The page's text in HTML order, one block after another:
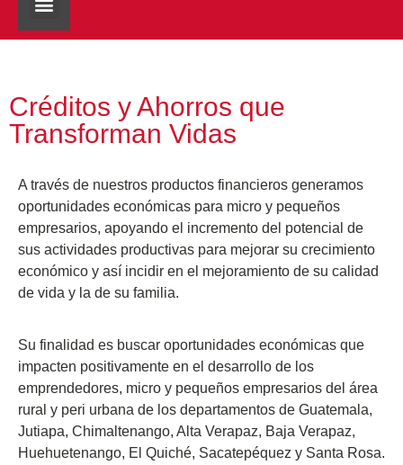
Créditos y Ahorros que
Transforman Vidas
A través de nuestros productos financieros generamos
oportunidades económicas para micro y pequeños
empresarios, apoyando el incremento del potencial de
sus actividades productivas para mejorar su crecimiento
económico y así incidir en el mejoramiento de su calidad
de vida y la de su familia.
Su finalidad es buscar oportunidades económicas que
impacten positivamente en el desarrollo de los
emprendedores, micro y pequeños empresarios del área
rural y peri urbana de los departamentos de Guatemala,
Jutiapa, Chimaltenango, Alta Verapaz, Baja Verapaz,
Huehuetenango, El Quiché, Sacatepéquez y Santa Rosa.